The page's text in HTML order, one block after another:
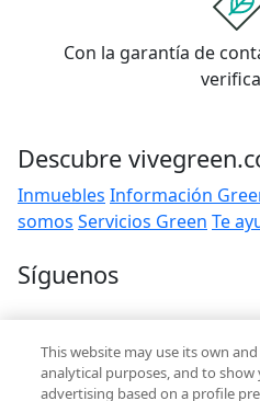
Con la garantía de
Descubre
Inmuebles Información
somos Servicios Green Te
Síguenos
Contacto
hola@vivegreen.com
This website may use its own
analytical purposes, and to show
advertising based on a profile